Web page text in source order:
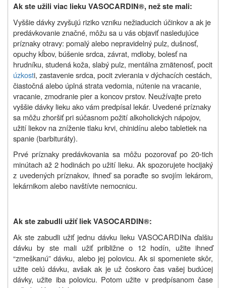
Ak ste užili viac lieku VASOCARDIN®, než ste mali:
Vyššie dávky zvyšujú riziko vzniku nežiaducich účinkov a ak je
predávkovanie značné, môžu sa u vás objaviť nasledujúce
príznaky otravy: pomalý alebo nepravidelný pulz, dušnosť,
opuchy kĺbov, búšenie srdca, závrat, mdloby, bolesť na
hrudníku, studená koža, slabý pulz, mentálna zmätenosť, pocit
úzkosti, zastavenie srdca, pocit zvierania v dýchacích cestách,
čiastočná alebo úplná strata vedomia, nútenie na vracanie,
vracanie, zmodranie pier a koncov prstov. Neužívajte preto
vyššie dávky lieku ako vám predpísal lekár. Uvedené príznaky
sa môžu zhoršiť pri súčasnom požití alkoholických nápojov,
užití liekov na zníženie tlaku krvi, chinidínu alebo tabletiek na
spanie (barbituráty).
Prvé príznaky predávkovania sa môžu pozorovať po 20-tich
minútach až 2 hodinách po užití lieku. Ak spozorujete hocijaký
z uvedených príznakov, ihneď sa poraďte so svojím lekárom,
lekárnikom alebo navštívte nemocnicu.
Ak ste zabudli užiť liekVASOCARDIN®:
Ak ste zabudli užiť jednu dávku lieku VASOCARDINa ďalšiu
dávku by ste mali užiť približne o 12 hodín, užite ihneď
“zmeškanú” dávku, alebo jej polovicu. Ak si spomeniete skôr,
užite celú dávku, avšak ak je už čoskoro čas vašej budúcej
dávky, užite iba polovicu. Potom užite v predpísanom čase